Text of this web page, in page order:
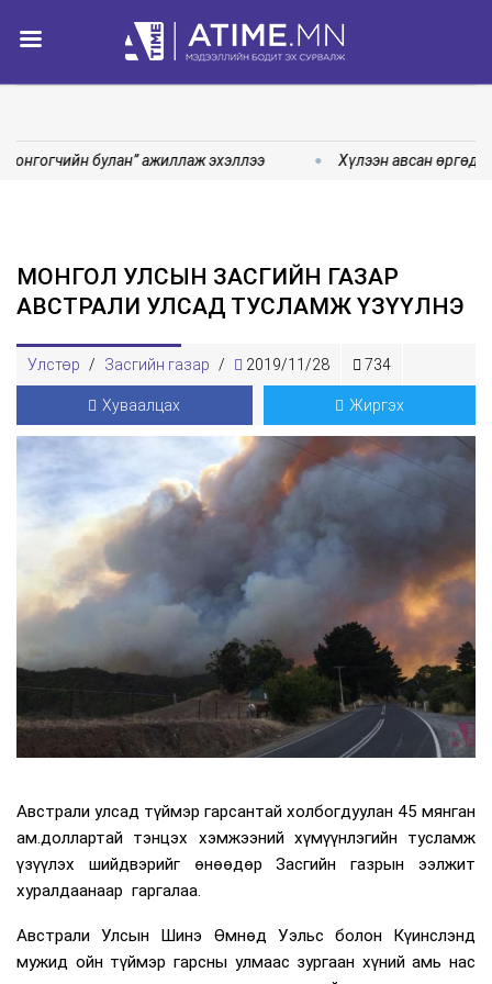
булан” ажиллаж эхэллээ Хүлээн авсан
МОНГОЛ УЛСЫН ЗАСГИЙН ГАЗАР
АВСТРАЛИ УЛСАД ТУСЛАМЖ ҮЗҮҮЛНЭ
Улстөр / Засгийн газар / 2019/11/28 734
Хуваалцах Жиргэх
Австрали улсад түймэр гарсантай холбогдуулан 45 мянган
ам.доллартай тэнцэх хэмжээний хүмүүнлэгийн тусламж
үзүүлэх шийдвэрийг өнөөдөр Засгийн газрын ээлжит
хуралдаанаар гаргалаа.
Австрали Улсын Шинэ Өмнөд Уэльс болон Күинслэнд
мужид ойн түймэр гарсны улмаас зургаан хүний амь нас